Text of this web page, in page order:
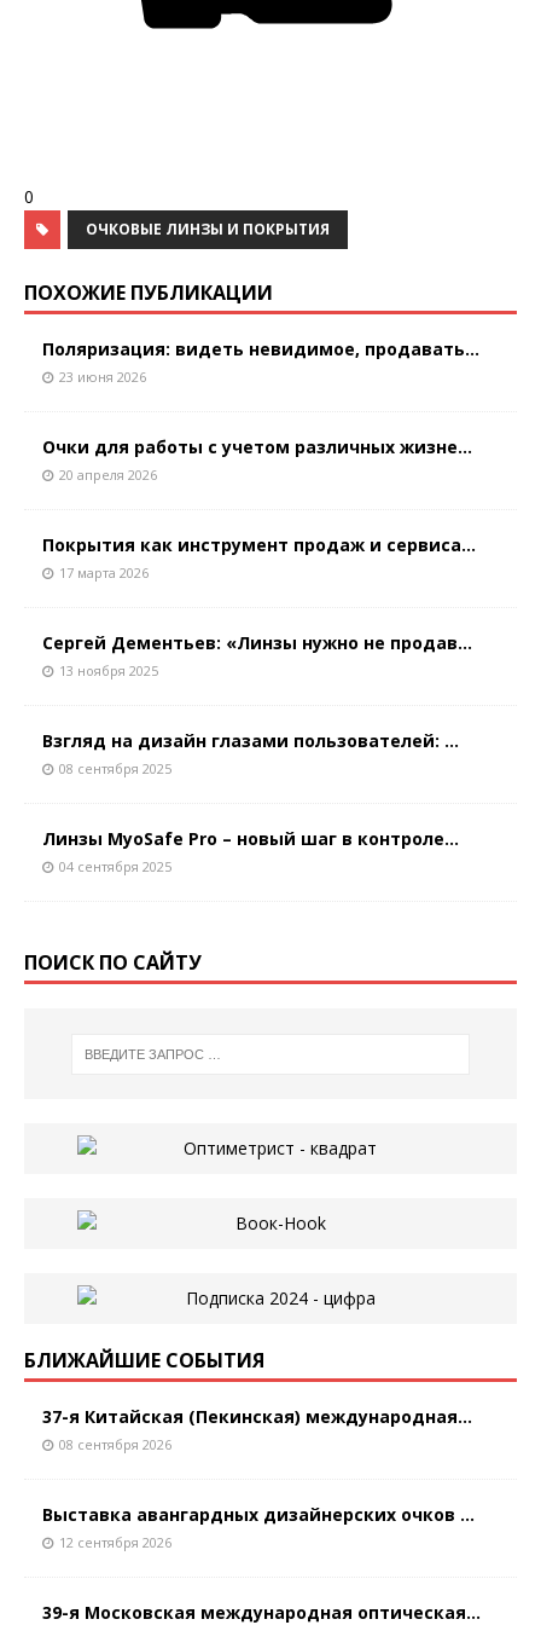
0
ОЧКОВЫЕ ЛИНЗЫ И ПОКРЫТИЯ
ПОХОЖИЕ ПУБЛИКАЦИИ
Поляризация: видеть невидимое, продавать...
23 июня 2026
Очки для работы с учетом различных жизне...
20 апреля 2026
Покрытия как инструмент продаж и сервиса...
17 марта 2026
Сергей Дементьев: «Линзы нужно не продав...
13 ноября 2025
Взгляд на дизайн глазами пользователей: ...
08 сентября 2025
Линзы MyoSafe Pro – новый шаг в контроле...
04 сентября 2025
ПОИСК ПО САЙТУ
БЛИЖАЙШИЕ СОБЫТИЯ
37-я Китайская (Пекинская) международная...
08 сентября 2026
Выставка авангардных дизайнерских очков ...
12 сентября 2026
39-я Московская международная оптическая...